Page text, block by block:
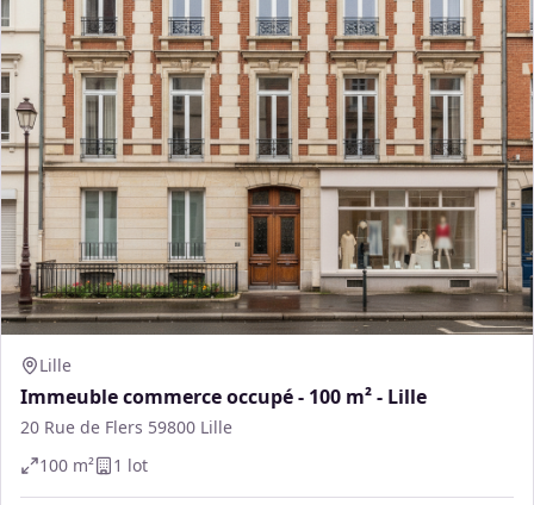
Lille
Immeuble commerce occupé - 100 m² - Lille
20 Rue de Flers 59800 Lille
100 m² 1 lot